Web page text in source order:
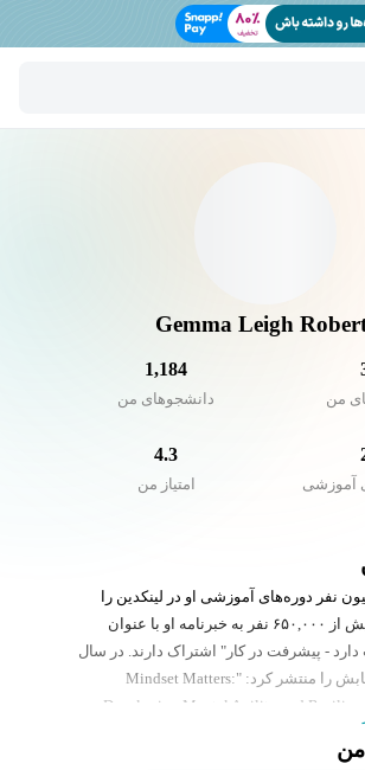
Gemma Leigh
من
1,184
دانشجو‌های من
آموزشی
4.3
امتیاز من
نفر دوره‌های آموزشی او در لینکدین را
گذرانده‌اند و بیش از ۶۵۰,۰۰۰ نفر به خبرنامه او با عنوان
- پیشرفت در کار" اشتراک دارند. در سال
۲۰۲۲، اولین کتابش را منتشر کرد: "Mindset Matters:
Developing Mental Agility and
نگرش اهمیت دارد" است، که خانه یک